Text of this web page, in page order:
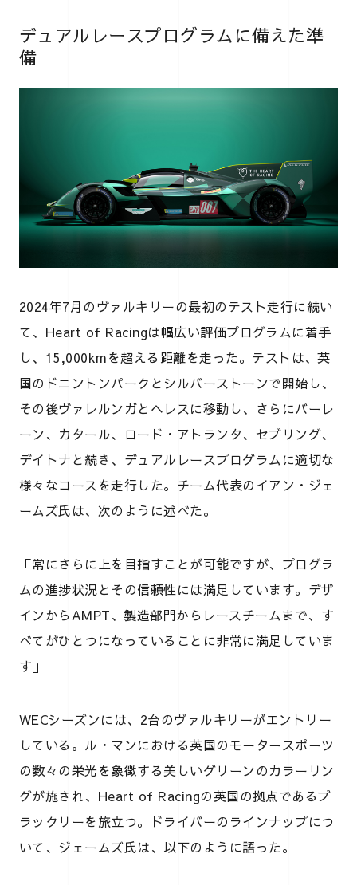
デュアルレースプログラムに備えた準
備
2024年7月のヴァルキリーの最初のテスト走行に続い
て、Heart of Racingは幅広い評価プログラムに着手
し、15,000kmを超える距離を走った。テストは、英
国のドニントンパークとシルバーストーンで開始し、
その後ヴァレルンガとヘレスに移動し、さらにバーレ
ーン、カタール、ロード・アトランタ、セブリング、
デイトナと続き、デュアルレースプログラムに適切な
様々なコースを走行した。チーム代表のイアン・ジェ
ームズ氏は、次のように述べた。
「常にさらに上を目指すことが可能ですが、プログラ
ムの進捗状況とその信頼性には満足しています。デザ
インからAMPT、製造部門からレースチームまで、す
べてがひとつになっていることに非常に満足していま
す」
WECシーズンには、2台のヴァルキリーがエントリー
している。ル・マンにおける英国のモータースポーツ
の数々の栄光を象徴する美しいグリーンのカラーリン
グが施され、Heart of Racingの英国の拠点であるブ
ラックリーを旅立つ。ドライバーのラインナップにつ
いて、ジェームズ氏は、以下のように語った。